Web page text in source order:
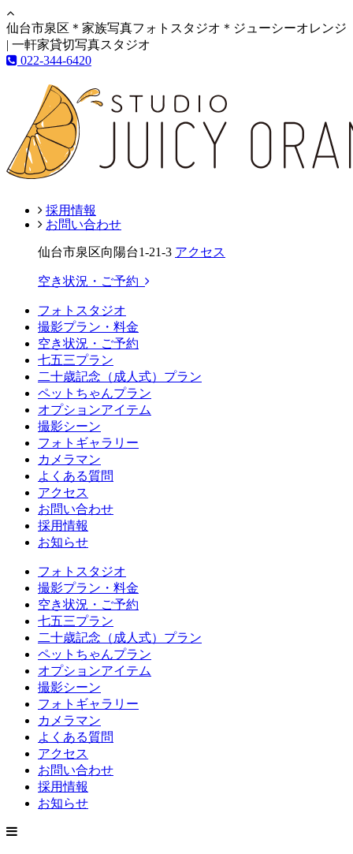
仙台市泉区＊家族写真フォトスタジオ＊ジューシーオレンジ
| 一軒家貸切写真スタジオ
022-344-6420
採用情報
お問い合わせ
仙台市泉区向陽台1-21-3 アクセス
空き状況・ご予約
フォトスタジオ
撮影プラン・料金
空き状況・ご予約
七五三プラン
二十歳記念（成人式）プラン
ペットちゃんプラン
オプションアイテム
撮影シーン
フォトギャラリー
カメラマン
よくある質問
アクセス
お問い合わせ
採用情報
お知らせ
フォトスタジオ
撮影プラン・料金
空き状況・ご予約
七五三プラン
二十歳記念（成人式）プラン
ペットちゃんプラン
オプションアイテム
撮影シーン
フォトギャラリー
カメラマン
よくある質問
アクセス
お問い合わせ
採用情報
お知らせ